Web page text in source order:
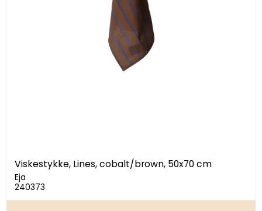
Viskestykke, Lines, cobalt/brown, 50x70 cm
Eja
240373